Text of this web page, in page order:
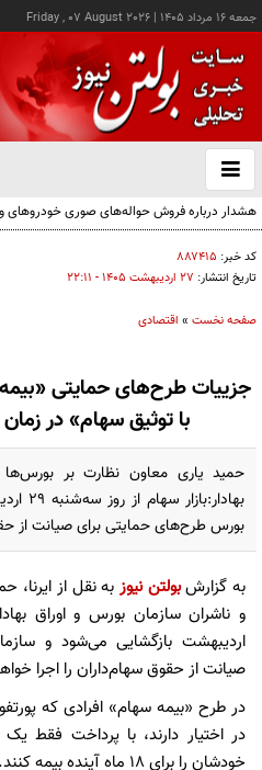
جمعه ۱۶ مرداد ۱۴۰۵ |
Friday , 07 August 2026
باز
و
هشدار درباره فروش حواله‌های صوری خودروهای
کد خبر: ۸۸۷۴۱۵
تاریخ انتشار: ۲۷ ارديبهشت ۱۴۰۵ - ۲۲:۱۱
صفحه نخست » اقتصادی
جزییات طرح‌های حمایتی
با توثیق سهام» در
حمید یاری معاون نظارت بر
بورس طرح‌های حمایتی برای صیانت از
به گزارشبولتن نیوز به نقل از
اردیبهشت بازگشایی می‌شود و
صیانت از حقوق سهام‌داران را اجرا
در طرح «بیمه سهام» افرادی که
در اختیار دارند، با پرداخت فقط
خودشان را برای ۱۸ ماه آینده بیمه کنند.